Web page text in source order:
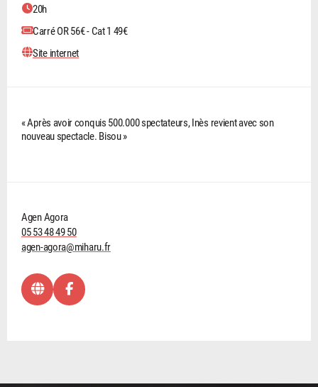
20h
Carré OR 56€ - Cat 1 49€
Site internet
« Après avoir conquis 500.000 spectateurs, Inès revient avec son
nouveau spectacle. Bisou »
Agen Agora
05 53 48 49 50
agen-agora@miharu.fr